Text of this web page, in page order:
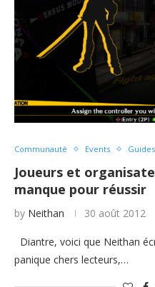
Communauté Events Guides
Joueurs et
manque pour réussir
by Neithan 30 août 2012
Diantre, voici que Neithan
panique chers lecteurs,…